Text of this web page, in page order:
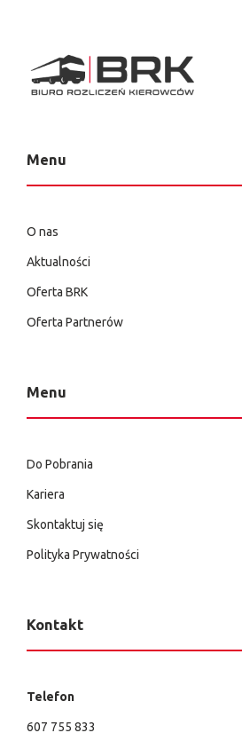
Menu
O nas
Aktualności
Oferta BRK
Oferta Partnerów
Menu
Do Pobrania
Kariera
Skontaktuj się
Polityka Prywatności
Kontakt
Telefon
607 755 833